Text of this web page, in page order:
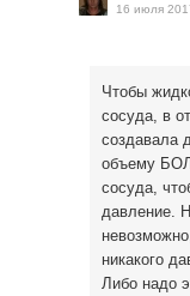
16 июля
Чтобы
сосуда, в
создавала
объему
сосуда,
давление.
никакого
Либо надо